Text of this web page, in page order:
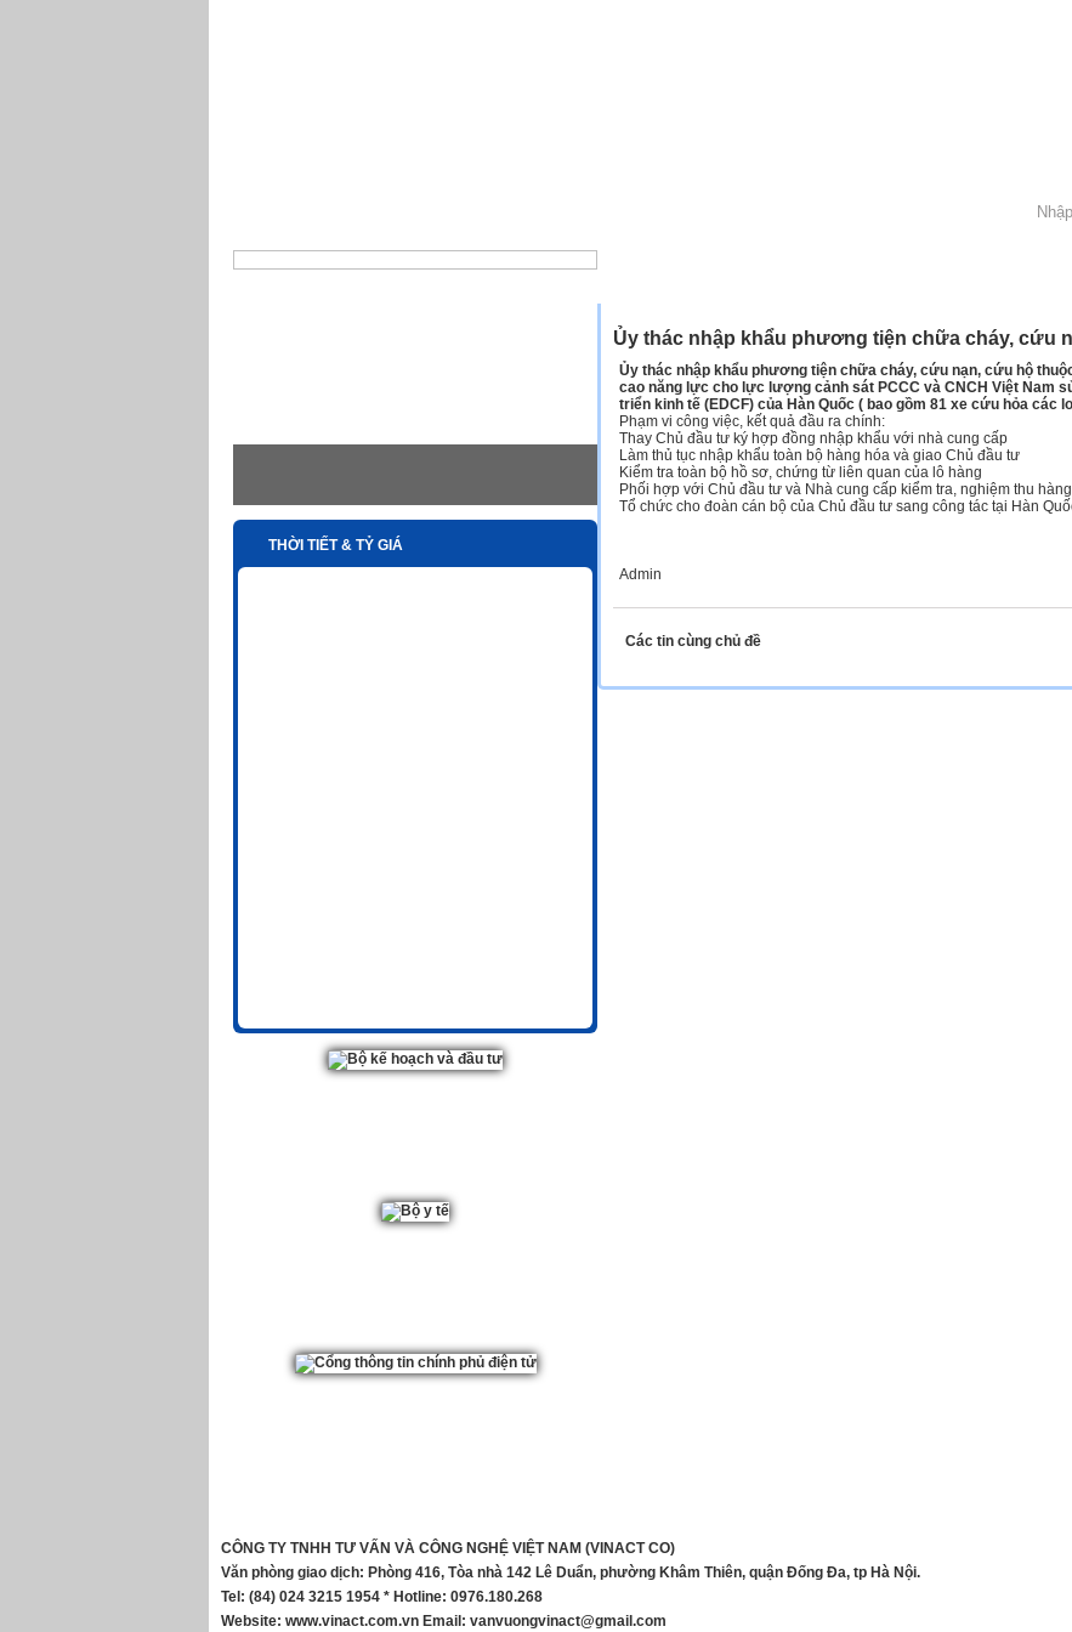
THỜI TIẾT & TỶ GIÁ
Ủy thác nhập khẩu phương tiện chữa cháy, cứu
Ủy thác nhập khẩu phương tiện chữa cháy, cứu nạn, cứu hộ
cao năng lực cho lực lượng cảnh sát PCCC và CNCH Việt Nam
triển kinh tế (EDCF) của Hàn Quốc ( bao gồm 81 xe cứu hỏa các
Phạm vi công việc, kết quả đầu ra chính:
Thay Chủ đầu tư ký hợp đồng nhập khẩu với nhà cung cấp
Làm thủ tục nhập khẩu toàn bộ hàng hóa và giao Chủ đầu tư
Kiểm tra toàn bộ hồ sơ, chứng từ liên quan của lô hàng
Phối hợp với Chủ đầu tư và Nhà cung cấp kiểm tra, nghiệm thu
Tổ chức cho đoàn cán bộ của Chủ đầu tư sang công tác tại Hàn
Admin
Các tin cùng chủ đề
CÔNG TY TNHH TƯ VẤN VÀ CÔNG NGHỆ VIỆT NAM (VINACT CO)
Văn phòng giao dịch: Phòng 416, Tòa nhà 142 Lê Duẩn, phường Khâm Thiên, quận Đống Đa, tp Hà Nội.
Tel: (84) 024 3215 1954 * Hotline: 0976.180.268
Website: www.vinact.com.vn Email: vanvuongvinact@gmail.com